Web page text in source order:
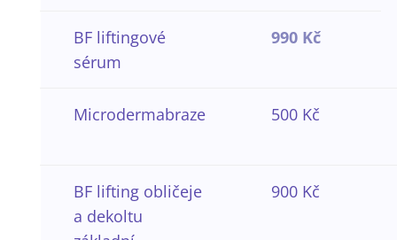
BF liftingové
sérum
990 Kč
Microdermabraze 500 Kč
BF lifting obličeje
a dekoltu
900 Kč